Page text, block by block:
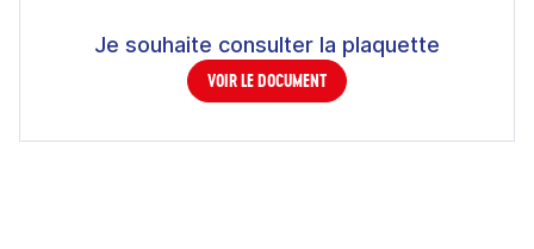
Je souhaite consulter la plaquette
VOIR LE DOCUMENT